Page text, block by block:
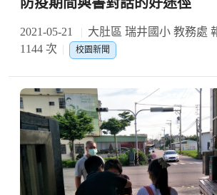
2021-05-21 大肚區 瑞井國小 教務處
1144 次
校園新聞